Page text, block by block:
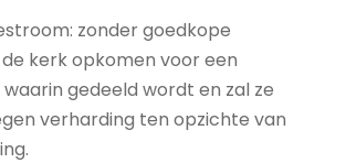
zonder goedkope
de kerk opkomen voor een
gedeeld wordt en zal ze
verharding ten opzichte van